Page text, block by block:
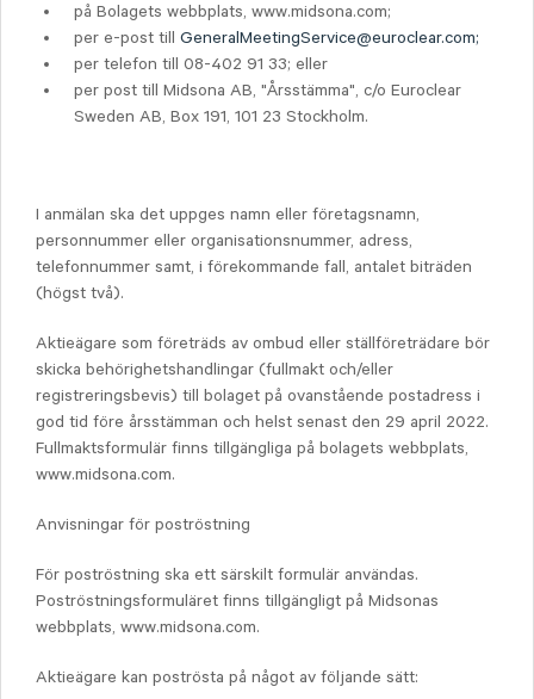
på Bolagets webbplats, www.midsona.com;
per e-post till GeneralMeetingService@euroclear.com;
per telefon till 08-402 91 33; eller
per post till Midsona AB, "Årsstämma", c/o Euroclear
Sweden AB, Box 191, 101 23 Stockholm.
I anmälan ska det uppges namn eller företagsnamn,
personnummer eller organisationsnummer, adress,
telefonnummer samt, i förekommande fall, antalet biträden
(högst två).
Aktieägare som företräds av ombud eller ställföreträdare bör
skicka behörighetshandlingar (fullmakt och/eller
registreringsbevis) till bolaget på ovanstående postadress i
god tid före årsstämman och helst senast den 29 april 2022.
Fullmaktsformulär finns tillgängliga på bolagets webbplats,
www.midsona.com.
Anvisningar för poströstning
För poströstning ska ett särskilt formulär användas.
Poströstningsformuläret finns tillgängligt på Midsonas
webbplats, www.midsona.com.
Aktieägare kan poströsta på något av följande sätt: